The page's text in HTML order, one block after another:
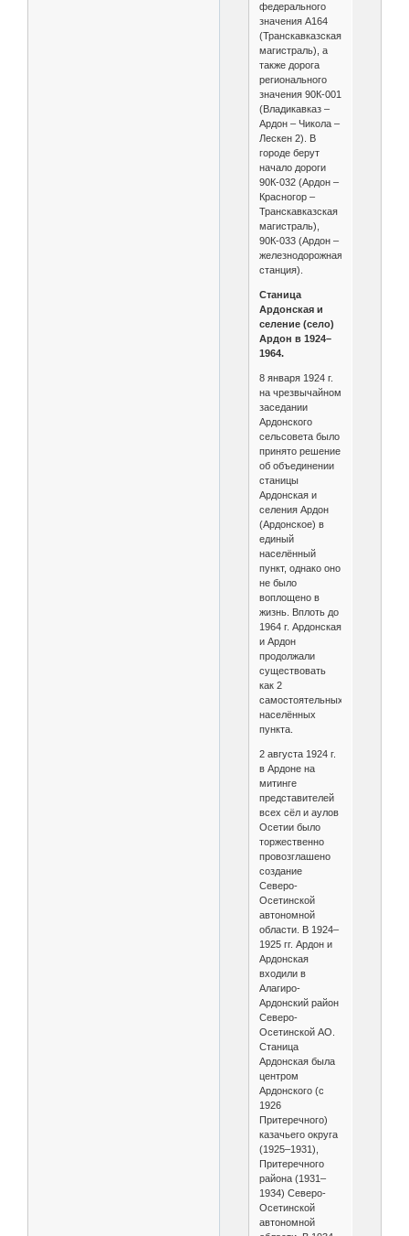
федерального
значения А164
(Транскавказская
магистраль), а
также дорога
регионального
значения 90К-001
(Владикавказ –
Ардон – Чикола –
Лескен 2). В
городе берут
начало дороги
90К-032 (Ардон –
Красногор –
Транскавказская
магистраль),
90К-033 (Ардон –
железнодорожная
станция).
Станица
Ардонская и
селение (село)
Ардон в 1924–
1964.
8 января 1924 г.
на чрезвычайном
заседании
Ардонского
сельсовета было
принято решение
об объединении
станицы
Ардонская и
селения Ардон
(Ардонское) в
единый
населённый
пункт, однако оно
не было
воплощено в
жизнь. Вплоть до
1964 г. Ардонская
и Ардон
продолжали
существовать
как 2
самостоятельных
населённых
пункта.
2 августа 1924 г.
в Ардоне на
митинге
представителей
всех сёл и аулов
Осетии было
торжественно
провозглашено
создание
Северо-
Осетинской
автономной
области. В 1924–
1925 гг. Ардон и
Ардонская
входили в
Алагиро-
Ардонский район
Северо-
Осетинской АО.
Станица
Ардонская была
центром
Ардонского (с
1926
Притеречного)
казачьего округа
(1925–1931),
Притеречного
района (1931–
1934) Северо-
Осетинской
автономной